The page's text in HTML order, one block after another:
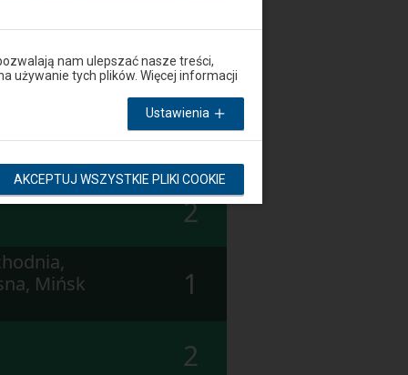
2
Mińsk
1
2
Mińsk
1
2
nam ulepszać nasze treści,
używanie tych plików. Więcej informacji
Ustawienia
AKCEPTUJ WSZYSTKIE PLIKI COOKIE